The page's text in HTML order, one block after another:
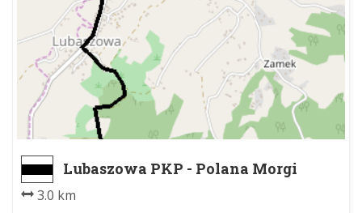
Lubaszowa PKP - Polana Morgi
3.0 km